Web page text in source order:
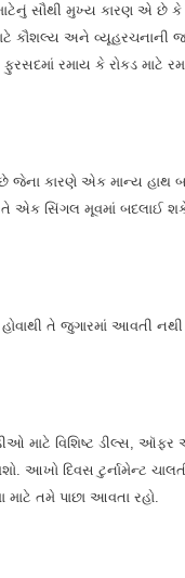
સૌથી મુખ્ય કારણ એ છે કે
કૌશલ્ય અને
રમાય કે રોકડ માટે
જેના કારણે એક માન્ય
સિંગલ મૂવમાં બદલાઈ શકે
તે જુગારમાં આવતી
માટે વિશિષ્ટ ડીલ્સ,
આખો દિવસ ટુર્નામેન્ટ
માટે તમે પાછા આવતા રહો.